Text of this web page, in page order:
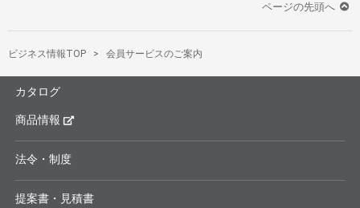
ページの先頭へ
ビジネス情報TOP 会員サービスのご案内
カタログ
商品情報
法令・制度
提案書・見積書